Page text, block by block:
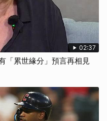
02:37
「累世緣分」預言再相見